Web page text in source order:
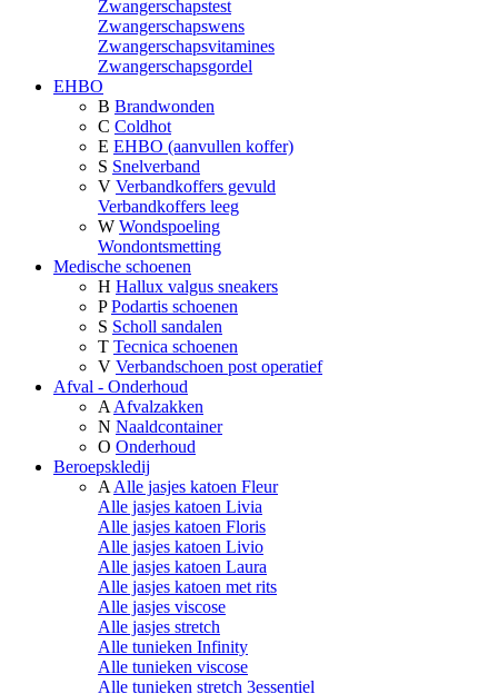
Zwangerschapstest
Zwangerschapswens
Zwangerschapsvitamines
Zwangerschapsgordel
EHBO
B Brandwonden
C Coldhot
E EHBO (aanvullen koffer)
S Snelverband
V Verbandkoffers gevuld
Verbandkoffers leeg
W Wondspoeling
Wondontsmetting
Medische schoenen
H Hallux valgus sneakers
P Podartis schoenen
S Scholl sandalen
T Tecnica schoenen
V Verbandschoen post operatief
Afval - Onderhoud
A Afvalzakken
N Naaldcontainer
O Onderhoud
Beroepskledij
A Alle jasjes katoen Fleur
Alle jasjes katoen Livia
Alle jasjes katoen Floris
Alle jasjes katoen Livio
Alle jasjes katoen Laura
Alle jasjes katoen met rits
Alle jasjes viscose
Alle jasjes stretch
Alle tunieken Infinity
Alle tunieken viscose
Alle tunieken stretch 3essentiel